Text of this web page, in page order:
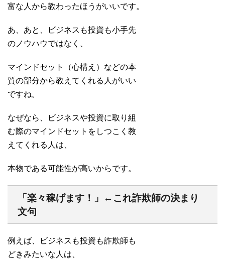
富な人から教わったほうがいいです。
あ、あと、ビジネスも投資も小手先
のノウハウではなく、
マインドセット（心構え）などの本
質の部分から教えてくれる人がいい
ですね。
なぜなら、ビジネスや投資に取り組
む際のマインドセットをしつこく教
えてくれる人は、
本物である可能性が高いからです。
「楽々稼げます！」←これ詐欺師の決まり
文句
例えば、ビジネスも投資も詐欺師も
どきみたいな人は、